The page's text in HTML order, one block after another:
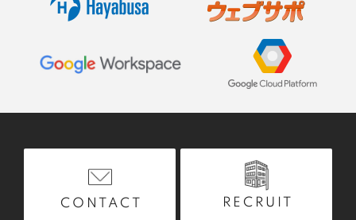
CONTACT RECRUIT